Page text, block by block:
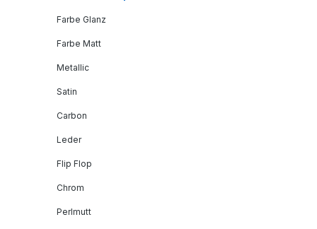
Farbe Glanz
Farbe Matt
Metallic
Satin
Carbon
Leder
Flip Flop
Chrom
Perlmutt